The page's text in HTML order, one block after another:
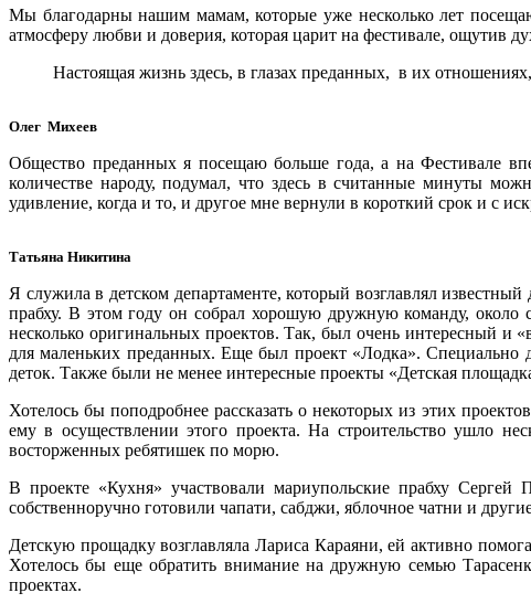
Мы благодарны нашим мамам, которые уже несколько лет
атмосферу любви и доверия, которая царит на фестивале, ощутив
Настоящая жизнь здесь, в глазах преданных, в их
Олег Михеев
Общество преданных я посещаю больше года, а на Фестивале
количестве народу, подумал, что здесь в считанные минуты
удивление, когда и то, и другое мне вернули в короткий срок и с
Татьяна Никитина
Я служила в детском департаменте, который возглавлял
прабху. В этом году он собрал хорошую дружную команду, около
несколько оригинальных проектов. Так, был очень интересный и
для маленьких преданных. Еще был проект «Лодка». Специально
деток. Также были не менее интересные проекты «Детская
Хотелось бы поподробнее рассказать о некоторых из этих
ему в осуществлении этого проекта. На строительство ушло
восторженных ребятишек по морю.
В проекте «Кухня» участвовали мариупольские прабху
собственноручно готовили чапати, сабджи, яблочное чатни и
Детскую прощадку возглавляла Лариса Караяни, ей активно
Хотелось бы еще обратить внимание на дружную семью
проектах.